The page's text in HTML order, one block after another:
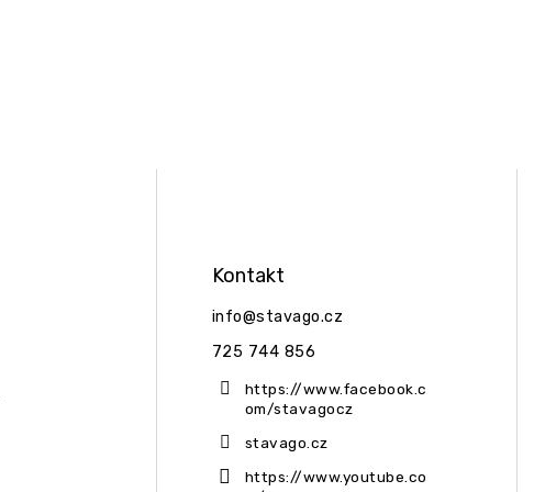
Kontakt
info@stavago.cz
725 744 856
https://www.facebook.c
om/stavagocz
stavago.cz
https://www.youtube.co